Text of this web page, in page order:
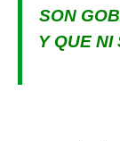
SON
Y QUE NI